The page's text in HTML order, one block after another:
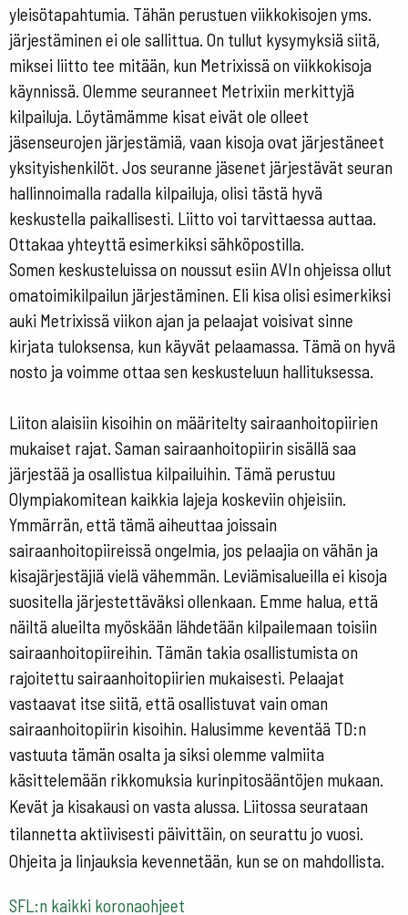
yleisötapahtumia. Tähän perustuen viikkokisojen yms.
järjestäminen ei ole sallittua. On tullut kysymyksiä siitä,
miksei liitto tee mitään, kun Metrixissä on viikkokisoja
käynnissä. Olemme seuranneet Metrixiin merkittyjä
kilpailuja. Löytämämme kisat eivät ole olleet
jäsenseurojen järjestämiä, vaan kisoja ovat järjestäneet
yksityishenkilöt. Jos seuranne jäsenet järjestävät seuran
hallinnoimalla radalla kilpailuja, olisi tästä hyvä
keskustella paikallisesti. Liitto voi tarvittaessa auttaa.
Ottakaa yhteyttä esimerkiksi sähköpostilla.
Somen keskusteluissa on noussut esiin AVIn ohjeissa ollut
omatoimikilpailun järjestäminen. Eli kisa olisi esimerkiksi
auki Metrixissä viikon ajan ja pelaajat voisivat sinne
kirjata tuloksensa, kun käyvät pelaamassa. Tämä on hyvä
nosto ja voimme ottaa sen keskusteluun hallituksessa.
Liiton alaisiin kisoihin on määritelty sairaanhoitopiirien
mukaiset rajat. Saman sairaanhoitopiirin sisällä saa
järjestää ja osallistua kilpailuihin. Tämä perustuu
Olympiakomitean kaikkia lajeja koskeviin ohjeisiin.
Ymmärrän, että tämä aiheuttaa joissain
sairaanhoitopiireissä ongelmia, jos pelaajia on vähän ja
kisajärjestäjiä vielä vähemmän. Leviämisalueilla ei kisoja
suositella järjestettäväksi ollenkaan. Emme halua, että
näiltä alueilta myöskään lähdetään kilpailemaan toisiin
sairaanhoitopiireihin. Tämän takia osallistumista on
rajoitettu sairaanhoitopiirien mukaisesti. Pelaajat
vastaavat itse siitä, että osallistuvat vain oman
sairaanhoitopiirin kisoihin. Halusimme keventää TD:n
vastuuta tämän osalta ja siksi olemme valmiita
käsittelemään rikkomuksia kurinpitosääntöjen mukaan.
Kevät ja kisakausi on vasta alussa. Liitossa seurataan
tilannetta aktiivisesti päivittäin, on seurattu jo vuosi.
Ohjeita ja linjauksia kevennetään, kun se on mahdollista.
SFL:n kaikki koronaohjeet